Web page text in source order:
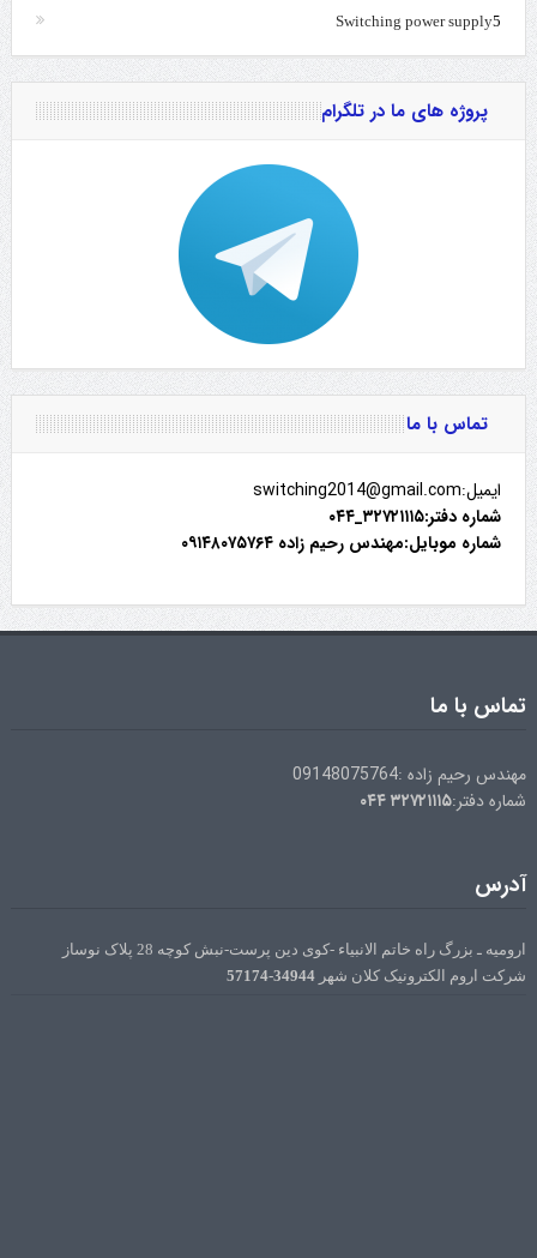
Switching power supply5
پروژه های ما در تلگرام
تماس با ما
ایمیل:switching2014@gmail.com
شماره دفتر:۳۲۷۲۱۱۱۵_۰۴۴
شماره موبایل:مهندس رحیم زاده ۰۹۱۴۸۰۷۵۷۶۴
تماس با ما
مهندس رحیم زاده :09148075764
شماره دفتر:۳۲۷۲۱۱۱۵۰۴۴
آدرس
ارومیه ـ بزرگ راه خاتم الانبیاء -کوی دین پرست-نبش کوچه 28 پلاک نوساز
شرکت اروم الکترونیک کلان شهر